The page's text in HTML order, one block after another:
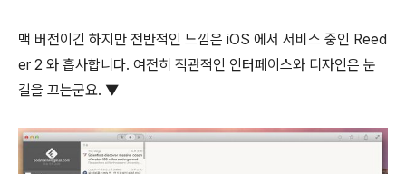
맥 버전이긴 하지만 전반적인 느낌은 iOS 에서 서비스 중인 Reed
er 2 와 흡사합니다. 여전히 직관적인 인터페이스와 디자인은 눈
길을 끄는군요. ▼